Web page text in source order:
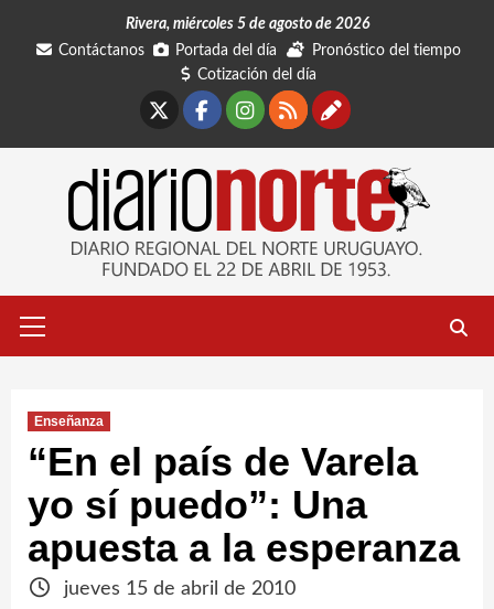
Rivera, miércoles 5 de agosto de 2026
Contáctanos
Portada del día
Pronóstico del tiempo
Cotización del día
Facebook
Instagram
RSSContáctanos
primario
Enseñanza
“En el país de Varela
yo sí puedo”: Una
apuesta a la esperanza
jueves 15 de abril de 2010